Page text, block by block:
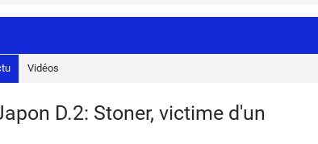
Vidéos
D.2: Stoner, victime d'un